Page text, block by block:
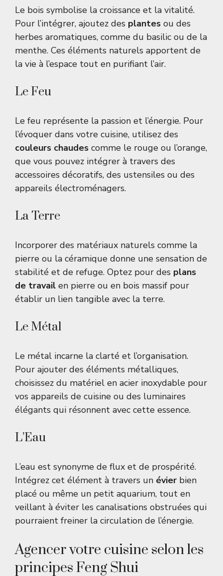
Le bois symbolise la croissance et la vitalité.
Pour l’intégrer, ajoutez des plantes ou des
herbes aromatiques, comme du basilic ou de la
menthe. Ces éléments naturels apportent de
la vie à l’espace tout en purifiant l’air.
Le Feu
Le feu représente la passion et l’énergie. Pour
l’évoquer dans votre cuisine, utilisez des
couleurs chaudes comme le rouge ou l’orange,
que vous pouvez intégrer à travers des
accessoires décoratifs, des ustensiles ou des
appareils électroménagers.
La Terre
Incorporer des matériaux naturels comme la
pierre ou la céramique donne une sensation de
stabilité et de refuge. Optez pour des plans
de travail en pierre ou en bois massif pour
établir un lien tangible avec la terre.
Le Métal
Le métal incarne la clarté et l’organisation.
Pour ajouter des éléments métalliques,
choisissez du matériel en acier inoxydable pour
vos appareils de cuisine ou des luminaires
élégants qui résonnent avec cette essence.
L’Eau
L’eau est synonyme de flux et de prospérité.
Intégrez cet élément à travers un évier bien
placé ou même un petit aquarium, tout en
veillant à éviter les canalisations obstruées qui
pourraient freiner la circulation de l’énergie.
Agencer votre cuisine selon les
principes Feng Shui